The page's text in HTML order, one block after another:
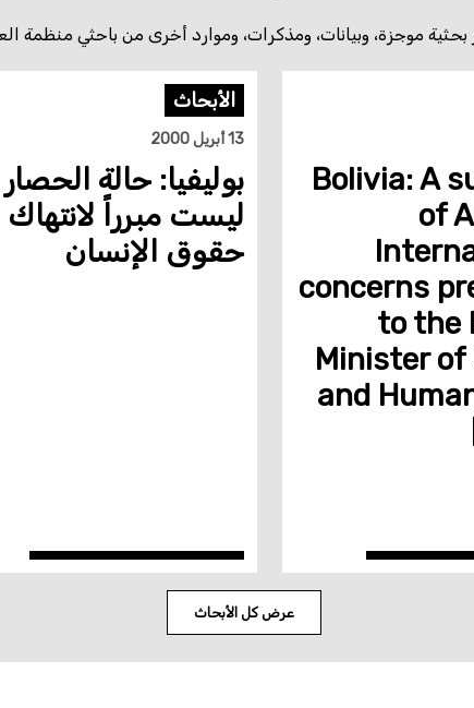
بحثية موجزة، وبيانات، ومذكرات، وموارد أخرى من باحثي منظمة
Bolivia: A
of
concerns
to the
Minister
and
الأبحاث
13 أبريل 2000
بوليفيا: حالة الحصار
ليست مبرراً لانتهاك
حقوق الإنسان
عرض كل الأبحاث